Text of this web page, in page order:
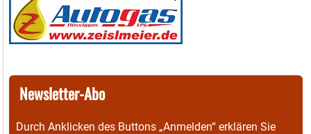
Newsletter-Abo
Durch Anklicken des Buttons „Anmelden“ erklären Sie